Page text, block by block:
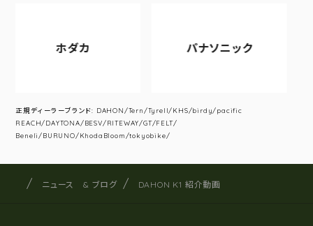
ホダカ パナソニック
正規ディーラーブランド: DAHON/Tern/Tyrell/KHS/birdy/pacific
REACH/DAYTONA/BESV/RITEWAY/GT/FELT/
Beneli/BURUNO/KhodaBloom/tokyobike/
サイト内の現在地
サイクルショップナカゴヤ
ニュース & ブログ DAHON K1 紹介動画